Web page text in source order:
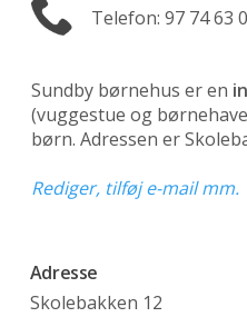
Telefon: 97 74 63
Sundby børnehus er en
(vuggestue og
børn. Adressen er
Rediger, tilføj e-mail mm.
Adresse
Skolebakken 12